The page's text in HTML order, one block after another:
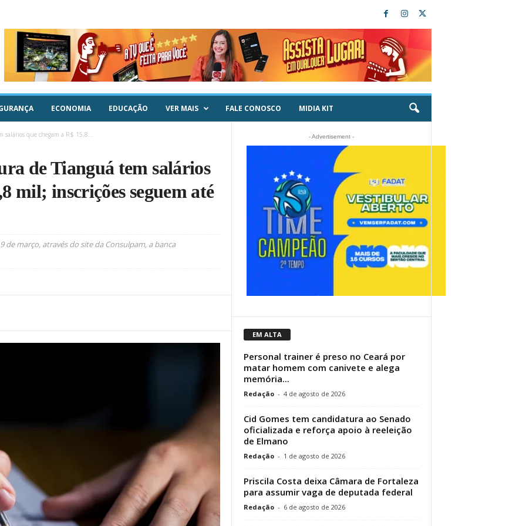
ECONOMIA EDUCAÇÃO VER MAIS FALE CONOSCO MIDIA KIT
salários que chegam a R$ 15,8...
de Tianguá tem salários
mil; inscrições seguem até
de março, através do site da Consulpam, a banca
- Advertisement -
EM ALTA
Personal trainer é preso no Ceará por
matar homem com canivete e alega
memória...
Redação - 4 de agosto de 2026
Cid Gomes tem candidatura ao Senado
oficializada e reforça apoio à reeleição
de Elmano
Redação - 1 de agosto de 2026
Priscila Costa deixa Câmara de Fortaleza
para assumir vaga de deputada federal
Redação - 6 de agosto de 2026